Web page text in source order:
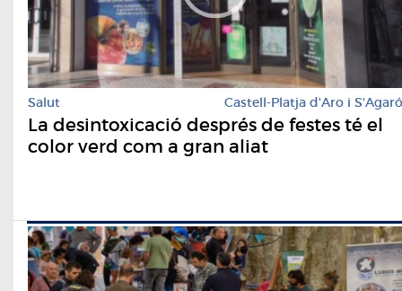
Salut Castell-Platja d'Aro i S'Agaró
La desintoxicació després de festes té el
color verd com a gran aliat